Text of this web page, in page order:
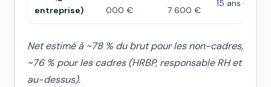
entreprise)
000 €
7 600 €
15 ans +
Net estimé à ~78 % du brut pour les non-cadres,
~76 % pour les cadres (HRBP, responsable RH et
au-dessus).